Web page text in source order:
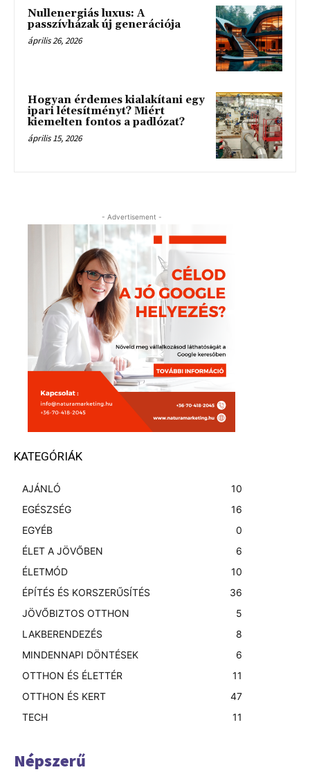
Nullenergiás luxus: A
passzívházak új generációja
április 26, 2026
Hogyan érdemes kialakítani egy
ipari létesítményt? Miért
kiemelten fontos a padlózat?
április 15, 2026
- Advertisement -
KATEGÓRIÁK
AJÁNLÓ
10
EGÉSZSÉG
16
EGYÉB
0
ÉLET A JÖVŐBEN
6
ÉLETMÓD
10
ÉPÍTÉS ÉS KORSZERŰSÍTÉS
36
JÖVŐBIZTOS OTTHON
5
LAKBERENDEZÉS
8
MINDENNAPI DÖNTÉSEK
6
OTTHON ÉS ÉLETTÉR
11
OTTHON ÉS KERT
47
TECH
11
Népszerű